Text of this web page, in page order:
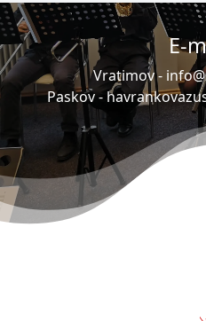
E-
Vratimov -
Paskov -